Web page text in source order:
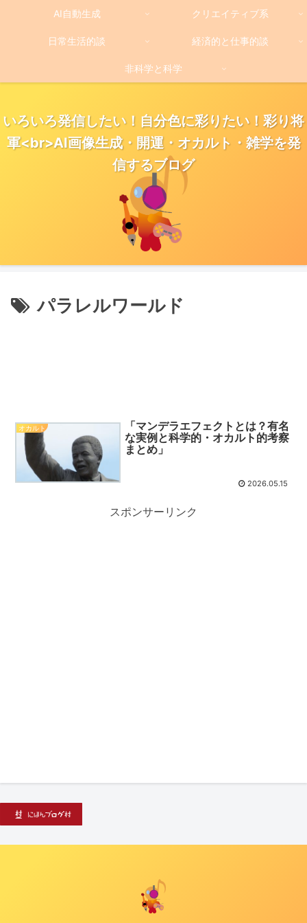
いろいろ発信したい！自分色に彩りたい！彩り将
軍<br>AI画像生成・開運・オカルト・雑学を発
信するブログ
AI自動生成 クリエイティブ系
日常生活的談 経済的と仕事的談
非科学と科学
パラレルワールド
オカルト
「マンデラエフェクトとは？有名
な実例と科学的・オカルト的考察
まとめ」
2026.05.15
スポンサーリンク